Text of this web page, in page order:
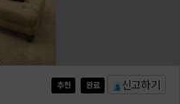
추천 완료 신고하기